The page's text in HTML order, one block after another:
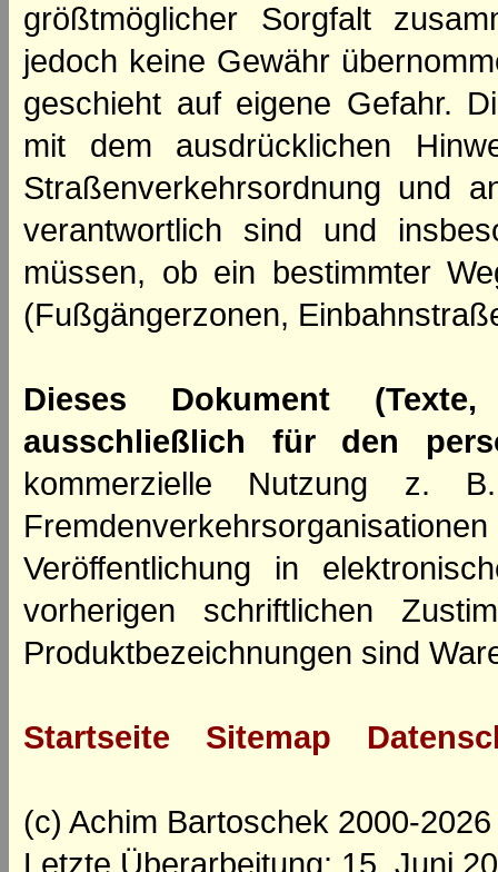
größtmöglicher Sorgfalt
jedoch keine Gewähr
geschieht auf eigene Gefahr.
mit dem ausdrücklichen
Straßenverkehrsordnung und
verantwortlich sind und
müssen, ob ein bestimmter
(Fußgängerzonen,
Dieses Dokument
ausschließlich für den
kommerzielle Nutzung z.
Veröffentlichung in
vorherigen schriftlichen
Produktbezeichnungen sind
Startseite Sitemap
(c) Achim Bartoschek 2000-2026
Letzte Überarbeitung: 15. Juni